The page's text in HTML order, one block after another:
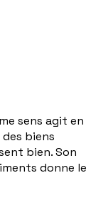
sens agit en
biens
bien. Son
donne le